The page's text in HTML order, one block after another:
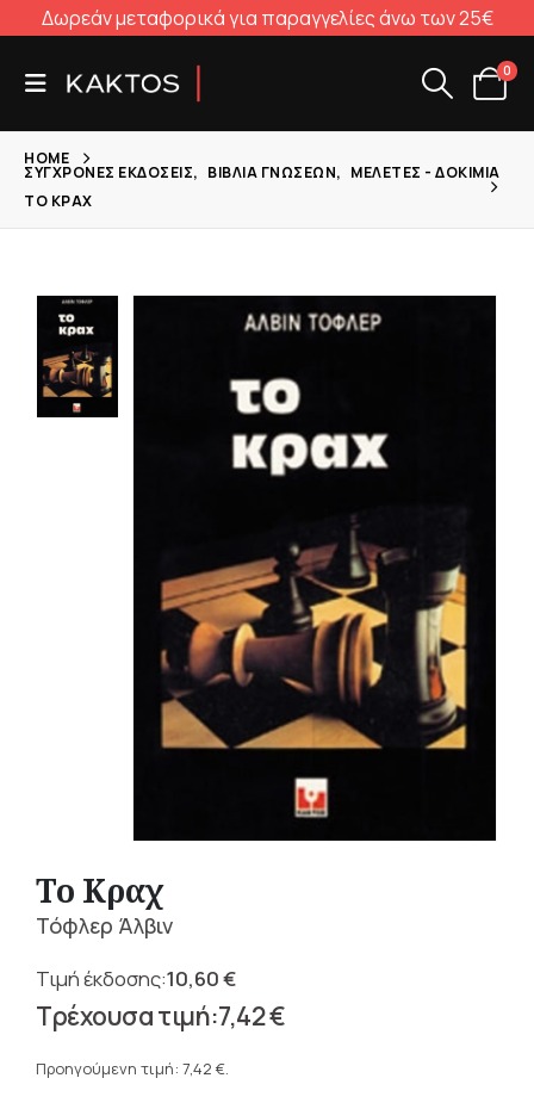
Δωρεάν μεταφορικά για παραγγελίες άνω των 25€
0
HOME
ΣΎΓΧΡΟΝΕΣ ΕΚΔΌΣΕΙΣ, ΒΙΒΛΊΑ ΓΝΏΣΕΩΝ, ΜΕΛΈΤΕΣ - ΔΟΚΊΜΙΑ
ΤΟ ΚΡΑΧ
Το Κραχ
Τόφλερ Άλβιν
10,60€
Original
price
10,60 €.
7,42€
τρέχουσα
Προηγούμενη τιμή: 7,42 €.